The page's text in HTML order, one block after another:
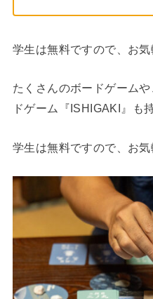
学生は無料ですので、お気
たくさんのボードゲーム
ドゲーム『ISHIGAKI』も
学生は無料ですので、お気